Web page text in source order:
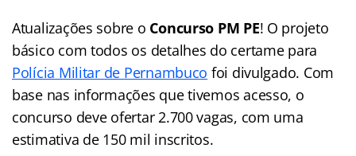
Atualizações sobre o Concurso PM PE! O projeto
básico com todos os detalhes do certame para
Polícia Militar de Pernambuco foi divulgado. Com
base nas informações que tivemos acesso, o
concurso deve ofertar 2.700 vagas, com uma
estimativa de 150 mil inscritos.